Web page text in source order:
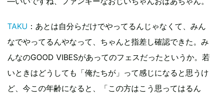
TAKU ：あとは自分らだけでやってるんじゃなくて、みん
なでやってるんやなって、ちゃんと指差し確認できた。み
んなのGOOD VIBESがあってのフェスだったというか。若
いときはどうしても「俺たちが」って感じになると思うけ
ど、今この年齢になると、「この方はこう思ってはるん